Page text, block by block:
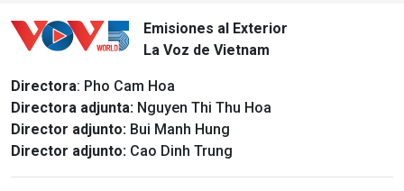
Emisiones al Exterior
La Voz de Vietnam
Directora: Pho Cam Hoa
Directora adjunta: Nguyen Thi Thu Hoa
Director adjunto: Bui Manh Hung
Director adjunto: Cao Dinh Trung